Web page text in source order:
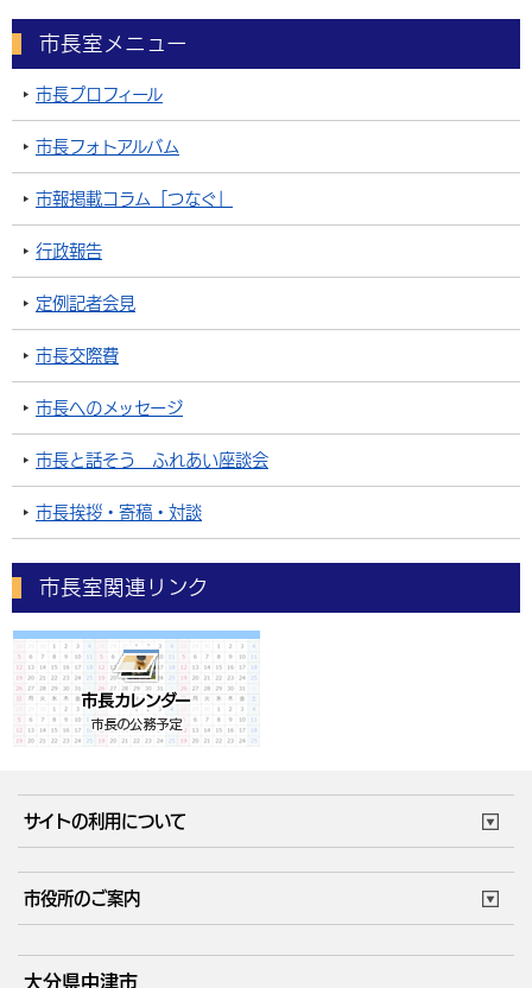
市長室メニュー
市長プロフィール
市長フォトアルバム
市報掲載コラム「つなぐ」
行政報告
定例記者会見
市長交際費
市長へのメッセージ
市長と話そう ふれあい座談会
市長挨拶・寄稿・対談
市長室関連リンク
サイトの利用について
サイトマップ
市役所のご案内
庁舎地図 組織案内
大分県中津市